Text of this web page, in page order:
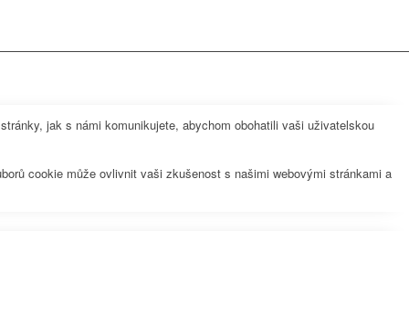
jak s námi komunikujete, abychom obohatili vaši uživatelskou
cookie může ovlivnit vaši zkušenost s našimi webovými stránkami a